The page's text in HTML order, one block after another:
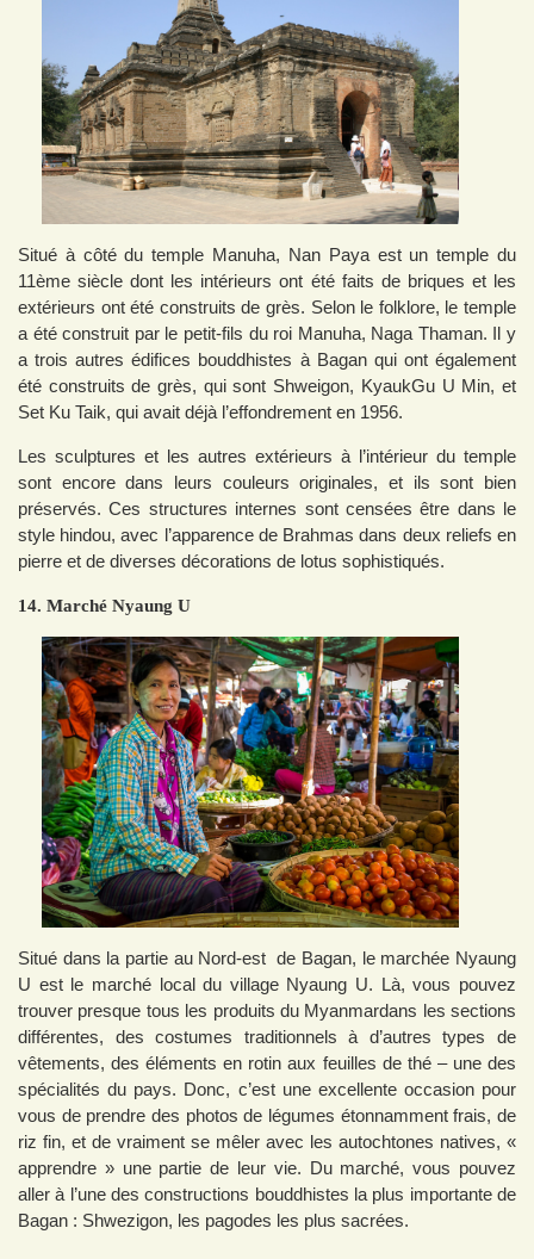
Situé à côté du temple Manuha, Nan Paya est un temple du
11ème siècle dont les intérieurs ont été faits de briques et les
extérieurs ont été construits de grès. Selon le folklore, le temple
a été construit par le petit-fils du roi Manuha, Naga Thaman. Il y
a trois autres édifices bouddhistes à Bagan qui ont également
été construits de grès, qui sont Shweigon, KyaukGu U Min, et
Set Ku Taik, qui avait déjà l’effondrement en 1956.
Les sculptures et les autres extérieurs à l’intérieur du temple
sont encore dans leurs couleurs originales, et ils sont bien
préservés. Ces structures internes sont censées être dans le
style hindou, avec l’apparence de Brahmas dans deux reliefs en
pierre et de diverses décorations de lotus sophistiqués.
14. Marché Nyaung U
Situé dans la partie au Nord-est de Bagan, le marchée Nyaung
U est le marché local du village Nyaung U. Là, vous pouvez
trouver presque tous les produits du Myanmardans les sections
différentes, des costumes traditionnels à d’autres types de
vêtements, des éléments en rotin aux feuilles de thé – une des
spécialités du pays. Donc, c’est une excellente occasion pour
vous de prendre des photos de légumes étonnamment frais, de
riz fin, et de vraiment se mêler avec les autochtones natives, «
apprendre » une partie de leur vie. Du marché, vous pouvez
aller à l’une des constructions bouddhistes la plus importante de
Bagan : Shwezigon, les pagodes les plus sacrées.